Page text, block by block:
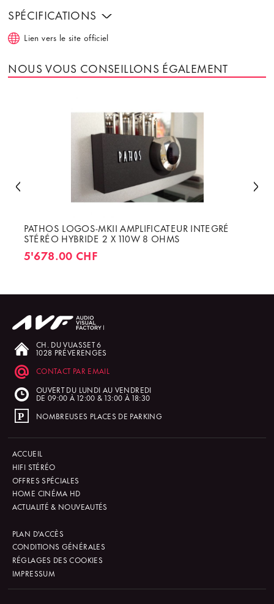
SPÉCIFICATIONS
Lien vers le site officiel
NOUS VOUS CONSEILLONS ÉGALEMENT
PATHOS LOGOS-MKII AMPLIFICATEUR INTEGRÉ
STÉRÉO HYBRIDE 2 X 110W 8 OHMS
5'678.00 CHF
CH. DU VUASSET 6
1028 PRÉVERENGES
CONTACT PAR EMAIL
OUVERT DU LUNDI AU VENDREDI
DE 09:00 À 12:00 & 13:00 À 18:30
NOMBREUSES PLACES DE PARKING
ACCUEIL
HIFI STÉRÉO
OFFRES SPÉCIALES
HOME CINÉMA HD
ACTUALITÉ & NOUVEAUTÉS
PLAN D'ACCÈS
CONDITIONS GÉNÉRALES
RÉGLAGES DES COOKIES
IMPRESSUM